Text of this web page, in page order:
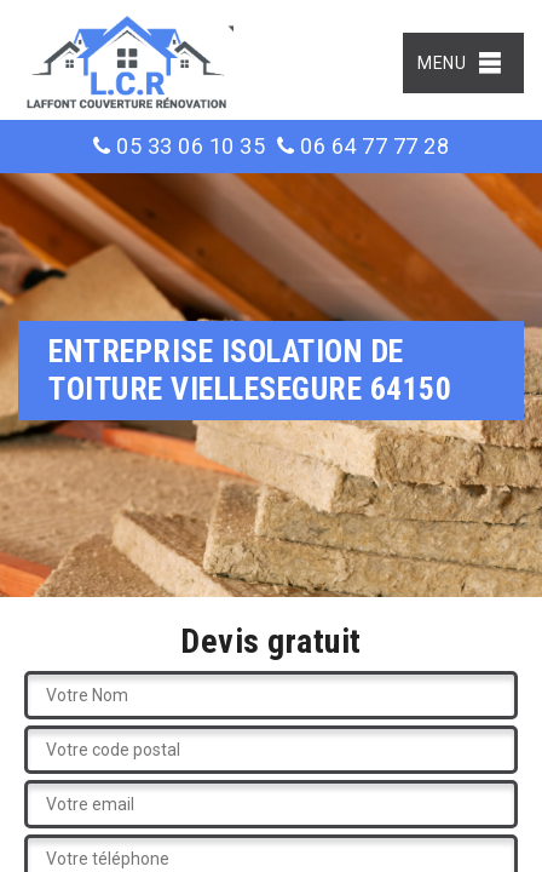
MENU
05 33 06 10 35 06 64 77 77 28
ENTREPRISE ISOLATION DE
TOITURE VIELLESEGURE 64150
Devis gratuit